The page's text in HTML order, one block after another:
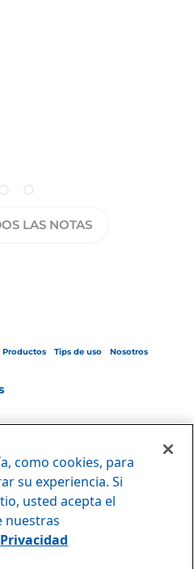
LAS NOTAS
Productos Tips de uso
Nosotros
como cookies, para
su experiencia. Si
usted acepta el
nuestras